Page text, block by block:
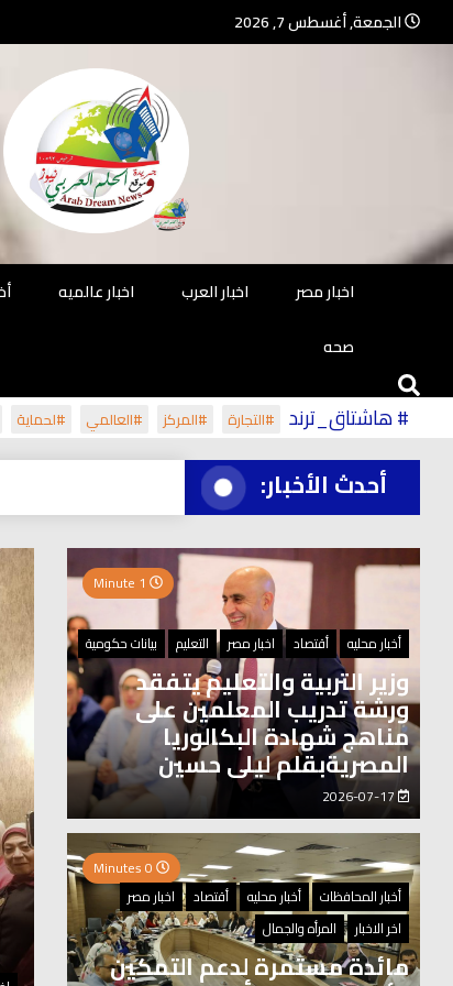
الجمعة, أغسطس 7, 2026
جريدة مستقلة – صحافة
اخبار مصر
اخبار العرب اخبار عالميه
صحه
# هاشتاق_ترند #التجارة #المركز #العالمي #لحماية
أحدث الأخبار:
أخبار محليه أقتصاد اخبار مصر التعليم بيانات حكومية
وزير التربية والتعليم يتفقد
ورشة تدريب المعلمين على
مناهج شهادة البكالوريا
المصريةبقلم ليلى حسين
2026-07-17
أخبار المحافظات
أخبار محليه أقتصاد
اخبار مصر
اخر الاخبار
المرأه والجمال
مائدة مستمرة لدعم التمكين
0 Minutes